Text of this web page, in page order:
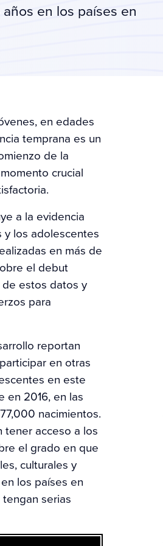
en los países en
en edades
temprana es un
de la
crucial
a la evidencia
y los adolescentes
en más de
el debut
estos datos y
para
reportan
en otras
en este
en 2016, en las
nacimientos.
tener acceso a los
el grado en que
culturales y
los países en
serias